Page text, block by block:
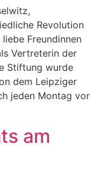
Revolution
Freundinnen
Vertreterin der
Stiftung wurde
dem Leipziger
jeden Montag vor
am